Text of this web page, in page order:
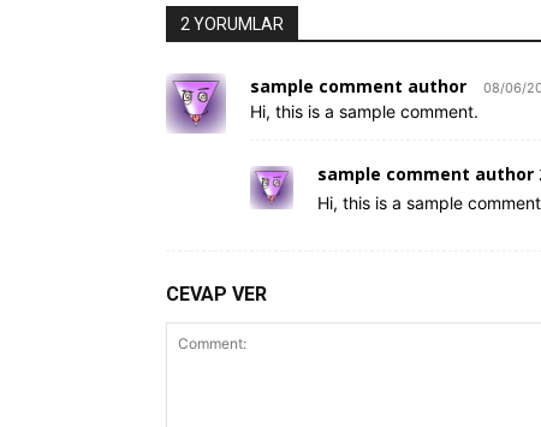
2 YORUMLAR
sample comment author 08/06/
Hi, this is a sample comment.
sample comment author
Hi, this is a sample
CEVAP VER